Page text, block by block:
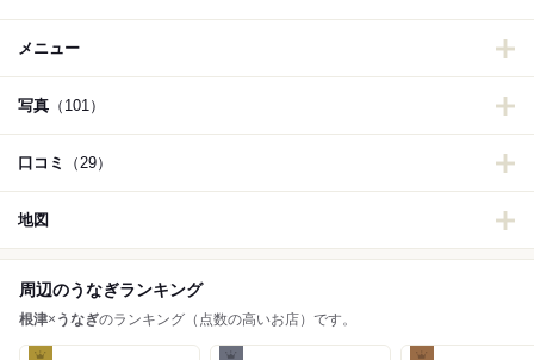
メニュー
写真 （101）
口コミ （29）
地図
周辺のうなぎランキング
根津× うなぎのランキング（点数の高いお店）です。